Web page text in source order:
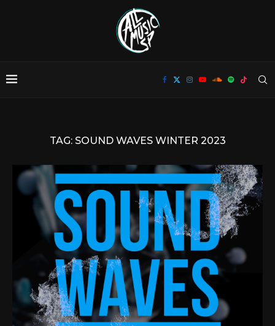
TAG: SOUND WAVES WINTER 2023